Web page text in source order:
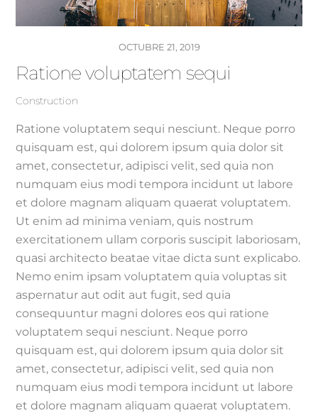
OCTUBRE 21, 2019
Ratione voluptatem sequi
Construction
Ratione voluptatem sequi nesciunt. Neque porro
quisquam est, qui dolorem ipsum quia dolor sit
amet, consectetur, adipisci velit, sed quia non
numquam eius modi tempora incidunt ut labore
et dolore magnam aliquam quaerat voluptatem.
Ut enim ad minima veniam, quis nostrum
exercitationem ullam corporis suscipit laboriosam,
quasi architecto beatae vitae dicta sunt explicabo.
Nemo enim ipsam voluptatem quia voluptas sit
aspernatur aut odit aut fugit, sed quia
consequuntur magni dolores eos qui ratione
voluptatem sequi nesciunt. Neque porro
quisquam est, qui dolorem ipsum quia dolor sit
amet, consectetur, adipisci velit, sed quia non
numquam eius modi tempora incidunt ut labore
et dolore magnam aliquam quaerat voluptatem.